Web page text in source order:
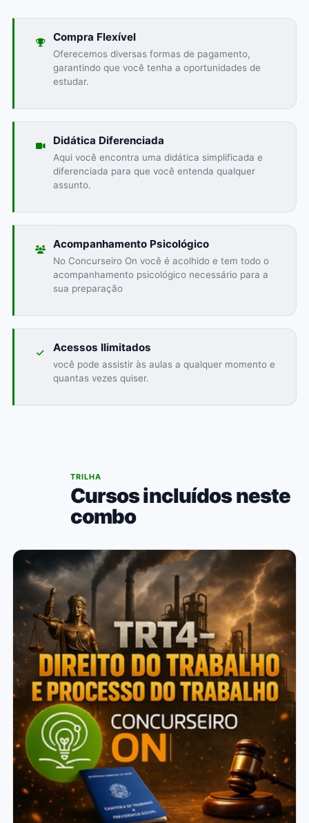
Compra Flexível
Oferecemos diversas formas de pagamento,
garantindo que você tenha a oportunidades de
estudar.
Didática Diferenciada
Aqui você encontra uma didática simplificada e
diferenciada para que você entenda qualquer
assunto.
Acompanhamento Psicológico
No Concurseiro On você é acolhido e tem todo o
acompanhamento psicológico necessário para a
sua preparação
Acessos Ilimitados
você pode assistir às aulas a qualquer momento e
quantas vezes quiser.
TRILHA
Cursos incluídos neste
combo